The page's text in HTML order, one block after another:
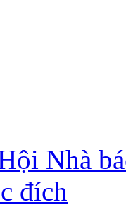
Nhà
đích